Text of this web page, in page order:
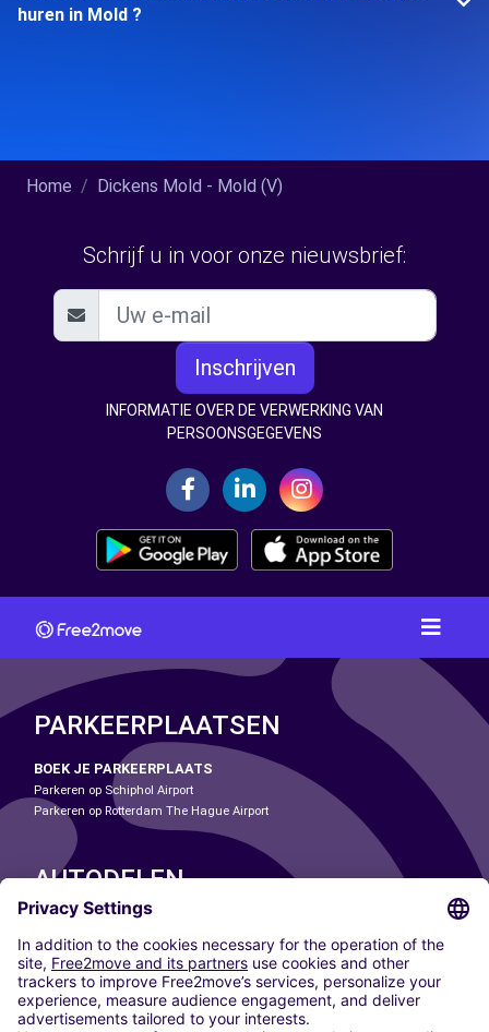
huren in Mold ?
Home Dickens Mold - Mold (V)
Schrijf u in voor onze nieuwsbrief:
Inschrijven
INFORMATIE OVER DE VERWERKING VAN
PERSOONSGEGEVENS
PARKEERPLAATSEN
BOEK JE PARKEERPLAATS
Parkeren op Schiphol Airport
Parkeren op Rotterdam The Hague Airport
AUTODELEN
ONZE STEDEN
Paris
Madrid
Washington DC
Milaan
Rome